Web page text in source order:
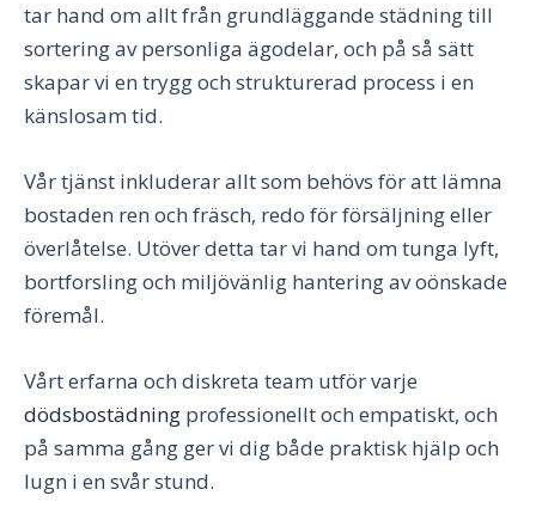
tar hand om allt från grundläggande städning till
sortering av personliga ägodelar, och på så sätt
skapar vi en trygg och strukturerad process i en
känslosam tid.
Vår tjänst inkluderar allt som behövs för att lämna
bostaden ren och fräsch, redo för försäljning eller
överlåtelse. Utöver detta tar vi hand om tunga lyft,
bortforsling och miljövänlig hantering av oönskade
föremål.
Vårt erfarna och diskreta team utför varje
dödsbostädning professionellt och empatiskt, och
på samma gång ger vi dig både praktisk hjälp och
lugn i en svår stund.